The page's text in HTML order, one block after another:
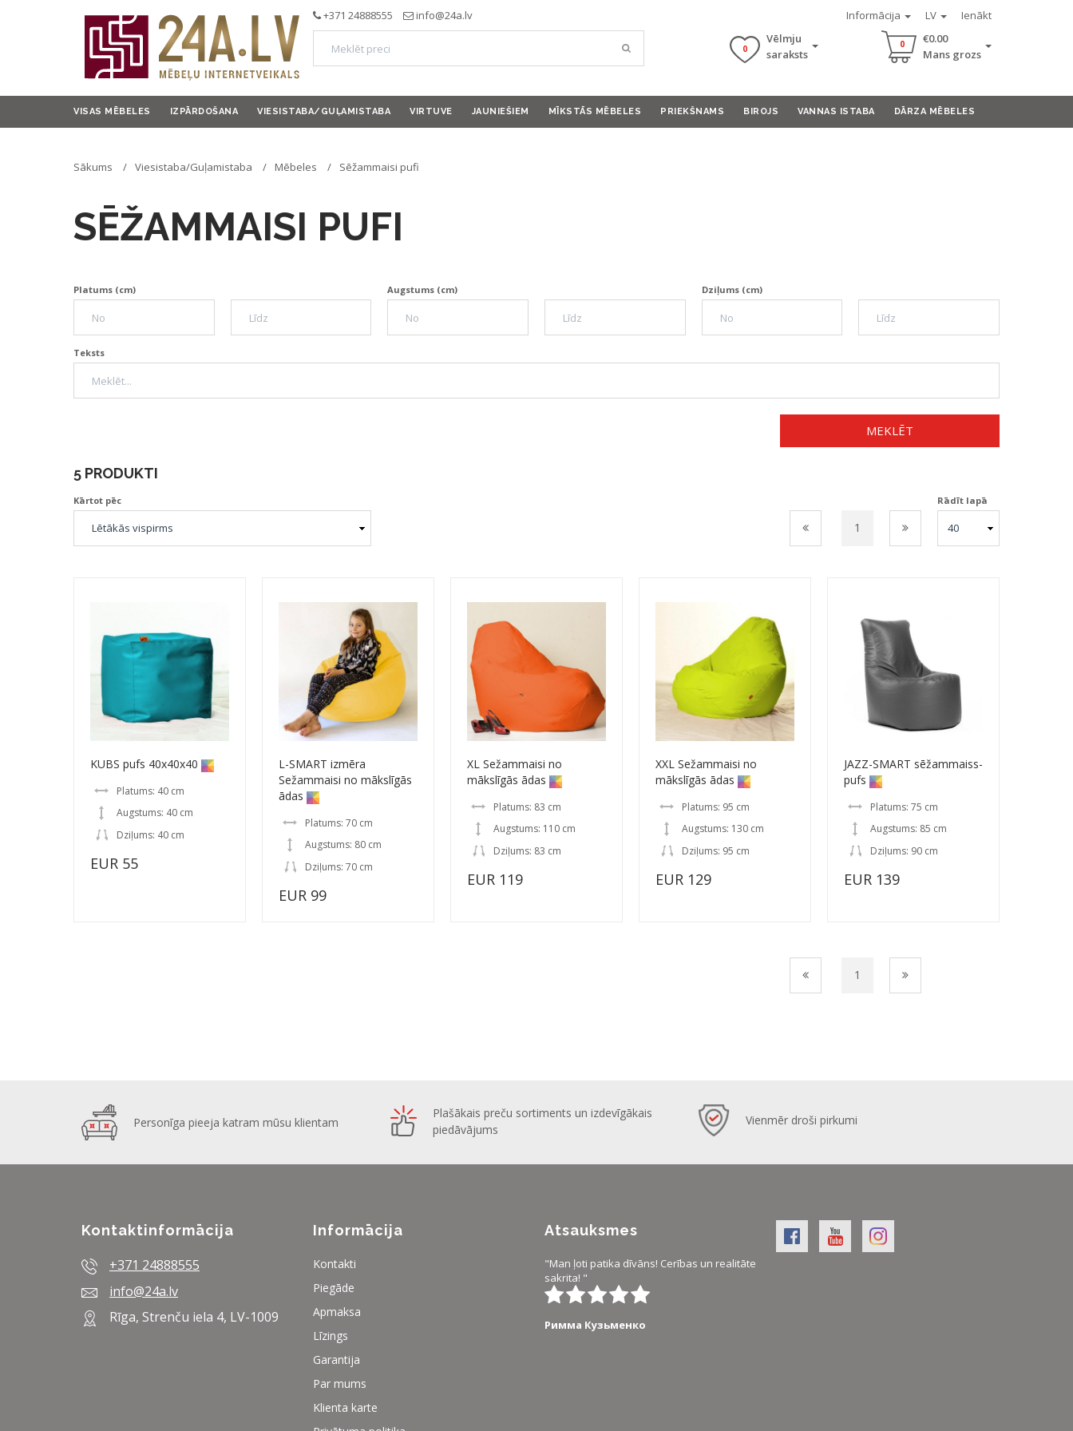
Informācija LV Ienākt
+371 24888555 info@24a.lv
0
Vēlmju
saraksts
0
€0.00
Mans grozs
VISAS MĒBELES IZPĀRDOŠANA VIESISTABA/GUĻAMISTABA VIRTUVE JAUNIEŠIEM MĪKSTĀS MĒBELES PRIEKŠNAMS BIROJS VANNAS ISTABA DĀRZA MĒBELES
Sākums Viesistaba/Guļamistaba Mēbeles Sēžammaisi pufi
SĒŽAMMAISI PUFI
Platums (cm) Augstums (cm) Dziļums (cm)
Teksts
MEKLĒT
5 PRODUKTI
Kārtot pēc
1
Rādīt lapā
KUBS pufs 40x40x40
Platums: 40 cm
Augstums: 40 cm
Dziļums: 40 cm
EUR 55
L-SMART izmēra
Sežammaisi no mākslīgās
ādas
Platums: 70 cm
Augstums: 80 cm
Dziļums: 70 cm
EUR 99
XL Sežammaisi no
mākslīgās ādas
Platums: 83 cm
Augstums: 110 cm
Dziļums: 83 cm
EUR 119
XXL Sežammaisi no
mākslīgās ādas
Platums: 95 cm
Augstums: 130 cm
Dziļums: 95 cm
EUR 129
JAZZ-SMART sēžammaiss-
pufs
Platums: 75 cm
Augstums: 85 cm
Dziļums: 90 cm
EUR 139
1
Personīga pieeja katram mūsu klientam
Plašākais preču sortiments un izdevīgākais
piedāvājums
Vienmēr droši pirkumi
Kontaktinformācija
+371 24888555
info@24a.lv
Rīga, Strenču iela 4, LV-1009
Informācija
Kontakti
Piegāde
Apmaksa
Līzings
Garantija
Par mums
Klienta karte
Atsauksmes
"Man ļoti patika dīvāns! Cerības un realitāte
sakrita! "
Римма Кузьменко